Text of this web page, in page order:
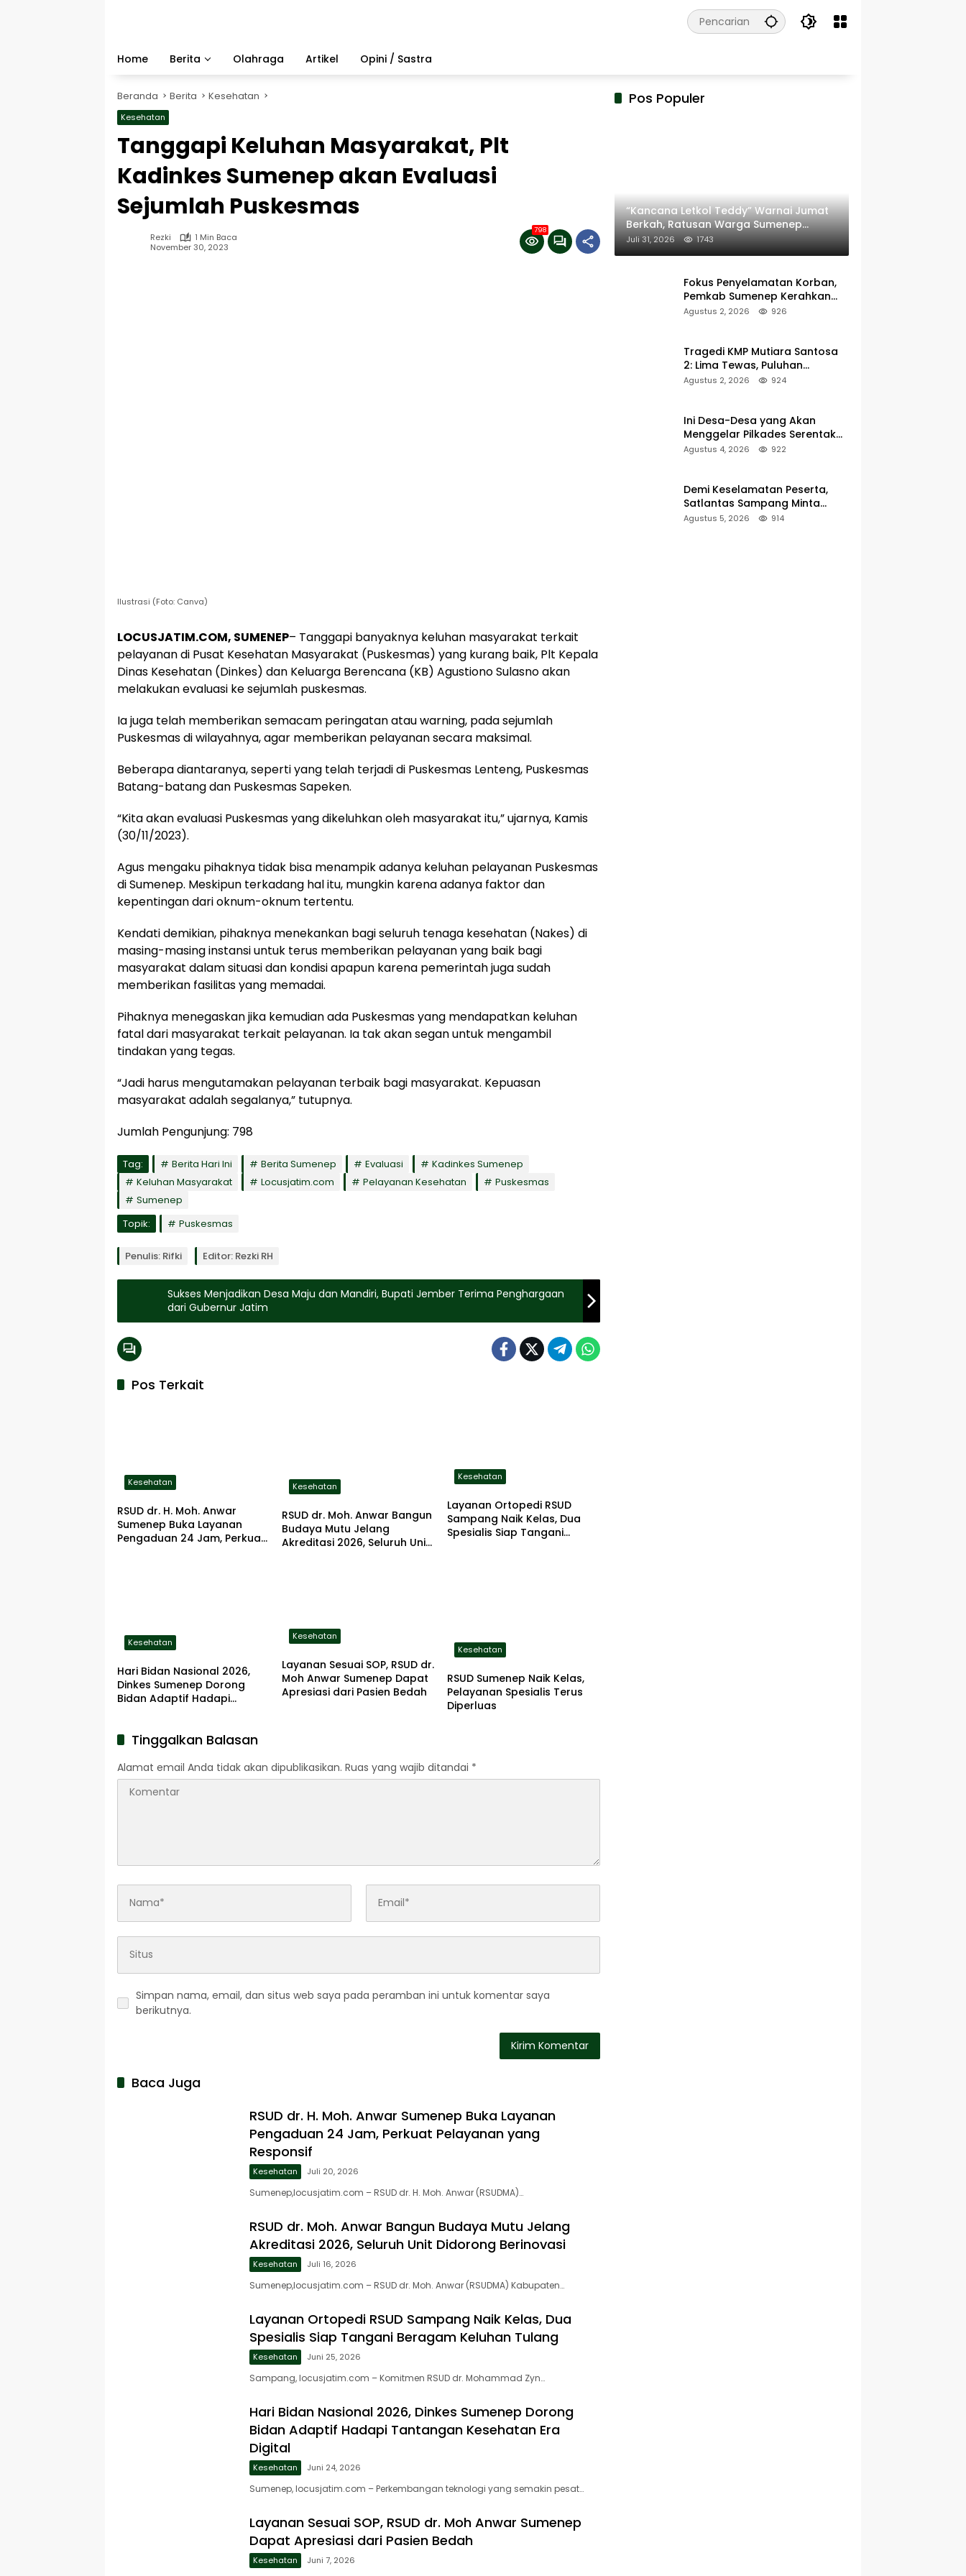
Home
Berita Olahraga Artikel Opini / Sastra
Beranda Berita Kesehatan
Kesehatan
Tanggapi Keluhan Masyarakat, Plt
Kadinkes Sumenep akan Evaluasi
Sejumlah Puskesmas
Rezki
1 Min Baca
November 30, 2023
798
Ilustrasi (Foto: Canva)
LOCUSJATIM.COM, SUMENEP– Tanggapi banyaknya keluhan masyarakat terkait
pelayanan di Pusat Kesehatan Masyarakat (Puskesmas) yang kurang baik, Plt Kepala
Dinas Kesehatan (Dinkes) dan Keluarga Berencana (KB) Agustiono Sulasno akan
melakukan evaluasi ke sejumlah puskesmas.
Ia juga telah memberikan semacam peringatan atau warning, pada sejumlah
Puskesmas di wilayahnya, agar memberikan pelayanan secara maksimal.
Beberapa diantaranya, seperti yang telah terjadi di Puskesmas Lenteng, Puskesmas
Batang-batang dan Puskesmas Sapeken.
“Kita akan evaluasi Puskesmas yang dikeluhkan oleh masyarakat itu,” ujarnya, Kamis
(30/11/2023).
Agus mengaku pihaknya tidak bisa menampik adanya keluhan pelayanan Puskesmas
di Sumenep. Meskipun terkadang hal itu, mungkin karena adanya faktor dan
kepentingan dari oknum-oknum tertentu.
Kendati demikian, pihaknya menekankan bagi seluruh tenaga kesehatan (Nakes) di
masing-masing instansi untuk terus memberikan pelayanan yang baik bagi
masyarakat dalam situasi dan kondisi apapun karena pemerintah juga sudah
memberikan fasilitas yang memadai.
Pihaknya menegaskan jika kemudian ada Puskesmas yang mendapatkan keluhan
fatal dari masyarakat terkait pelayanan. Ia tak akan segan untuk mengambil
tindakan yang tegas.
“Jadi harus mengutamakan pelayanan terbaik bagi masyarakat. Kepuasan
masyarakat adalah segalanya,” tutupnya.
Jumlah Pengunjung: 798
Tag: Berita Hari Ini Berita Sumenep Evaluasi
Kadinkes Sumenep
Keluhan Masyarakat
Locusjatim.com Pelayanan Kesehatan
Puskesmas
Sumenep
Topik:
Puskesmas
Penulis: Rifki Editor: Rezki RH
Sukses Menjadikan Desa Maju dan Mandiri, Bupati Jember Terima Penghargaan
dari Gubernur Jatim
Pos Terkait
Kesehatan
RSUD dr. H. Moh. Anwar
Sumenep Buka Layanan
Pengaduan 24 Jam, Perkuat
Kesehatan
RSUD dr. Moh. Anwar Bangun
Budaya Mutu Jelang
Akreditasi 2026, Seluruh Unit
Kesehatan
Layanan Ortopedi RSUD
Sampang Naik Kelas, Dua
Spesialis Siap Tangani
Kesehatan
Hari Bidan Nasional 2026,
Dinkes Sumenep Dorong
Bidan Adaptif Hadapi
Kesehatan
Layanan Sesuai SOP, RSUD dr.
Moh Anwar Sumenep Dapat
Apresiasi dari Pasien Bedah
Kesehatan
RSUD Sumenep Naik Kelas,
Pelayanan Spesialis Terus
Diperluas
Tinggalkan Balasan
Alamat email Anda tidak akan dipublikasikan. Ruas yang wajib ditandai *
Simpan nama, email, dan situs web saya pada peramban ini untuk komentar saya
berikutnya.
Baca Juga
RSUD dr. H. Moh. Anwar Sumenep Buka Layanan
Pengaduan 24 Jam, Perkuat Pelayanan yang
Responsif
Kesehatan Juli 20, 2026
Sumenep,locusjatim.com – RSUD dr. H. Moh. Anwar (RSUDMA)…
RSUD dr. Moh. Anwar Bangun Budaya Mutu Jelang
Akreditasi 2026, Seluruh Unit Didorong Berinovasi
Kesehatan Juli 16, 2026
Sumenep,locusjatim.com – RSUD dr. Moh. Anwar (RSUDMA) Kabupaten…
Layanan Ortopedi RSUD Sampang Naik Kelas, Dua
Spesialis Siap Tangani Beragam Keluhan Tulang
Kesehatan Juni 25, 2026
Sampang, locusjatim.com – Komitmen RSUD dr. Mohammad Zyn…
Hari Bidan Nasional 2026, Dinkes Sumenep Dorong
Bidan Adaptif Hadapi Tantangan Kesehatan Era
Digital
Kesehatan Juni 24, 2026
Sumenep, locusjatim.com – Perkembangan teknologi yang semakin pesat…
Layanan Sesuai SOP, RSUD dr. Moh Anwar Sumenep
Dapat Apresiasi dari Pasien Bedah
Kesehatan Juni 7, 2026
Pos Populer
“Kancana Letkol Teddy” Warnai Jumat
Berkah, Ratusan Warga Sumenep
Terima Nasi Bungkus
Juli 31, 2026 1743
Fokus Penyelamatan Korban,
Pemkab Sumenep Kerahkan
Tim Medis dan Ambulans ke
Agustus 2, 2026 926
Tragedi KMP Mutiara Santosa
2: Lima Tewas, Puluhan
Penumpang Masih Dalam
Agustus 2, 2026 924
Ini Desa-Desa yang Akan
Menggelar Pilkades Serentak
2027 di Kabupaten Sumenep
Agustus 4, 2026 922
Demi Keselamatan Peserta,
Satlantas Sampang Minta
Latihan Gerak Jalan Pindah ke
Agustus 5, 2026 914